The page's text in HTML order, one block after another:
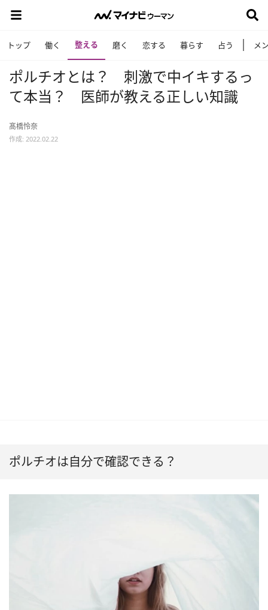
トップ 働く 整える 磨く 恋する 暮らす 占う メ
ポルチオとは？ 刺激で中イキするっ
て本当？ 医師が教える正しい知識
髙橋怜奈
作成: 2022.02.22
ポルチオは自分で確認できる？